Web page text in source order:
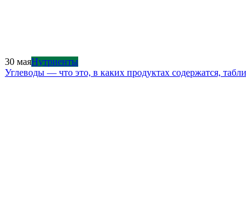
30 маяНутриенты
Углеводы — что это, в каких продуктах содержатся,